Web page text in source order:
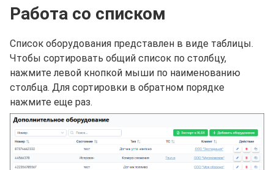
Работа со списком
Список оборудования представлен в виде таблицы.
Чтобы сортировать общий список по столбцу,
нажмите левой кнопкой мыши по наименованию
столбца. Для сортировки в обратном порядке
нажмите еще раз.